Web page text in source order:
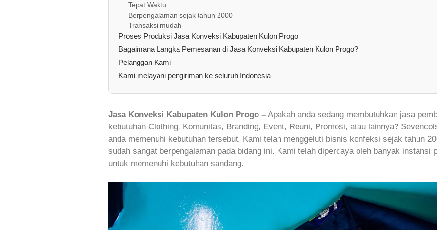
Tepat Waktu
Berpengalaman sejak tahun 2000
Transaksi mudah
Proses Produksi Jasa Konveksi Kabupaten Kulon Progo
Bagaimana Langka Pemesanan di Jasa Konveksi Kabupaten Kulon Progo?
Pelanggan Kami
Kami melayani pengiriman ke seluruh Indonesia
Jasa Konveksi Kabupaten Kulon Progo – Apakah anda sedang membutuhkan jasa
kebutuhan Clothing, Komunitas, Branding, Event, Reuni, Promosi, atau lainnya?
anda memenuhi kebutuhan tersebut. Kami telah menggeluti bisnis konfeksi sejak tahun
sudah sangat berpengalaman pada bidang ini. Kami telah dipercaya oleh banyak instansi
untuk memenuhi kebutuhan sandang.